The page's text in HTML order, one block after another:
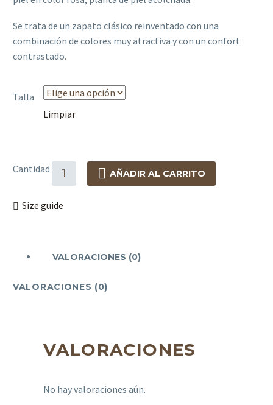
Se trata de un zapato clásico reinventado con una
combinación de colores muy atractiva y con un confort
contrastado.
Talla
Limpiar
Cantidad AÑADIR AL CARRITO
Size guide
VALORACIONES (0)
VALORACIONES (0)
VALORACIONES
No hay valoraciones aún.